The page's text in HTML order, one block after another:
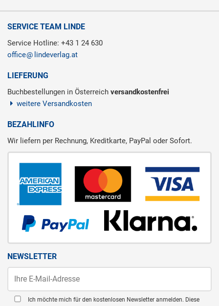
SERVICE TEAM LINDE
Service Hotline: +43 1 24 630
office
lindeverlag.at
LIEFERUNG
Buchbestellungen in Österreich versandkostenfrei
weitere Versandkosten
BEZAHLINFO
Wir liefern per Rechnung, Kreditkarte, PayPal oder Sofort.
NEWSLETTER
Ich möchte mich für den kostenlosen Newsletter anmelden. Diese